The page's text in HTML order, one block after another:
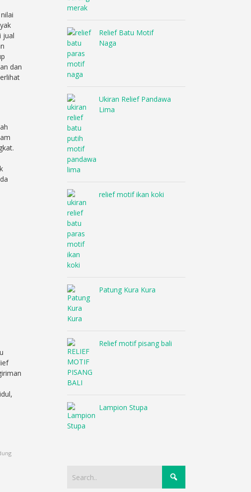
jual
dan
Relief Batu Motif
Naga
Ukiran Relief Pandawa
Lima
relief motif ikan koki
Patung Kura Kura
Relief motif pisang bali
Lampion Stupa